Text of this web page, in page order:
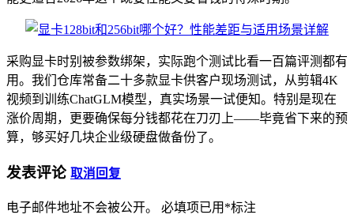
采购显卡时别被参数绑架，实际跑个测试比看一百篇评测都有
用。我们仓库常备二十多款显卡供客户现场测试，从剪辑4K
视频到训练ChatGLM模型，真实场景一试便知。特别是现在
涨价周期，更要确保每分钱都花在刀刃上——毕竟省下来的预
算，够买好几块企业级硬盘做备份了。
发表评论 取消回复
电子邮件地址不会被公开。 必填项已用 *标注